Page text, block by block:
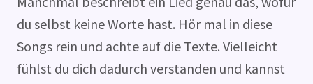
du selbst keine Worte hast. Hör mal in diese
Songs rein und achte auf die Texte. Vielleicht
fühlst du dich dadurch verstanden und kannst